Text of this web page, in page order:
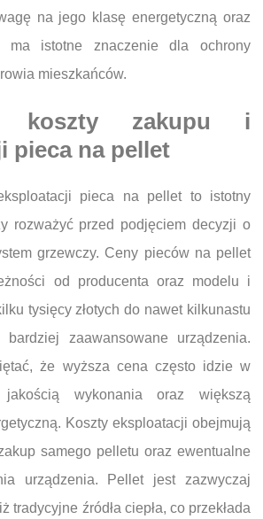
na jego klasę energetyczną oraz
ma istotne znaczenie dla ochrony
mieszkańców.
koszty zakupu i
pieca na pellet
pieca na pellet to istotny
rozważyć przed podjęciem decyzji o
grzewczy. Ceny pieców na pellet
od producenta oraz modelu i
tysięcy złotych do nawet kilkunastu
bardziej zaawansowane urządzenia.
że wyższa cena często idzie w
wykonania oraz większą
Koszty eksploatacji obejmują
samego pelletu oraz ewentualne
urządzenia. Pellet jest zazwyczaj
tradycyjne źródła ciepła, co przekłada